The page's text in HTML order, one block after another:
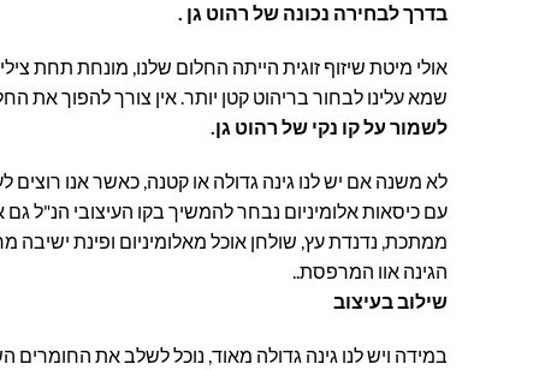
בדרך לבחירה נכונה של רהוט גן .
אולי מיטת שיזוף זוגית הייתה החלום שלנו, מונחת תחת
שמא עלינו לבחור בריהוט קטן יותר. אין צורך להפוך את
לשמור על קו נקי של רהוט גן.
לא משנה אם יש לנו גינה גדולה או קטנה, כאשר אנו
עם כיסאות אלומיניום נבחר להמשיך בקו העיצובי הנ"ל
ממתכת, נדנדת עץ, שולחן אוכל מאלומיניום ופינת ישיבה
הגינה אוו המרפסת..
שילוב בעיצוב
במידה ויש לנו גינה גדולה מאוד, נוכל לשלב את